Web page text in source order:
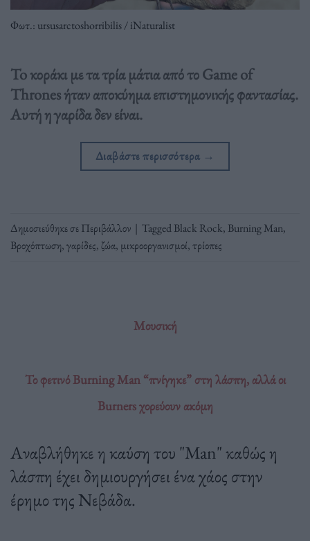
Φωτ.: ursusarctoshorribilis / iNaturalist
To κοράκι με τα τρία μάτια από το Game of
Thrones ήταν αποκύημα επιστημονικής φαντασίας.
Αυτή η γαρίδα δεν είναι.
Διαβάστε περισσότερα →
Δημοσιεύθηκε σεΠεριβάλλον | TaggedBlack Rock, Burning Man,
Βροχόπτωση,γαρίδες,ζώα, μικροοργανισμοί,τρίοπες
Μουσική
Το φετινό Burning Man “πνίγηκε” στη λάσπη, αλλά οι
Burners χορεύουν ακόμη
Αναβλήθηκε η καύση του "Man" καθώς η
λάσπη έχει δημιουργήσει ένα χάος στην
έρημο της Νεβάδα.